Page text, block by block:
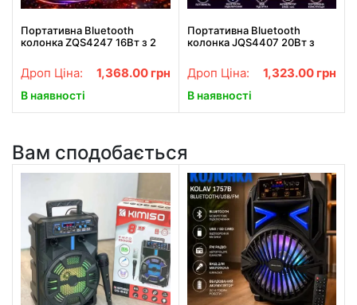
Портативна Bluetooth
колонка ZQS4247 16Вт з 2
TF FM AUX
Дроп Ціна: 1,368.00 грн
В наявності
Портативна Bluetooth
колонка JQS4407 20Вт з
динаміками
Дроп Ціна: 1,323.00 грн
В наявності
Вам сподобається